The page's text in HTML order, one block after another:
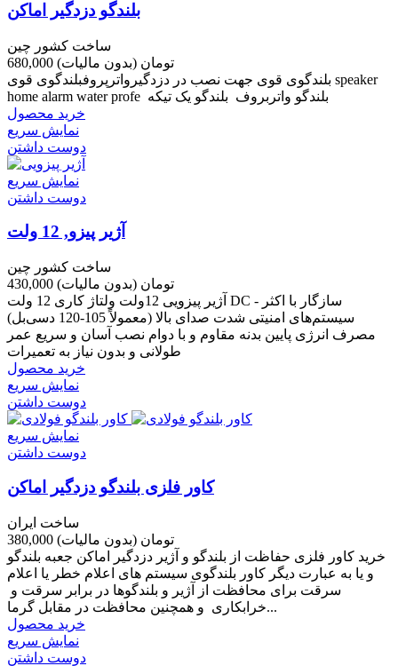
بلندگو دزدگیر اماکن
ساخت کشور چین
680,000 تومان (بدون مالیات)
بلندگوی قوی جهت نصب در دزدگیرواترپروفبلندگوی قوی speaker
home alarm water profe بلندگو واتربروف بلندگو یک تیکه
خرید محصول
نمایش سریع
دوست داشتن
نمایش سریع
دوست داشتن
آژیر پیزو, 12 ولت
ساخت کشور چین
430,000 تومان (بدون مالیات)
آژیر پیزویی 12ولت ولتاژ کاری 12 ولت DC - سازگار با اکثر
سیستم‌های امنیتی شدت صدای بالا (معمولاً 105-120 دسی‌بل)
مصرف انرژی پایین بدنه مقاوم و با دوام نصب آسان و سریع عمر
طولانی و بدون نیاز به تعمیرات
خرید محصول
نمایش سریع
دوست داشتن
نمایش سریع
دوست داشتن
کاور فلزی بلندگو دزدگیر اماکن
ساخت ایران
380,000 تومان (بدون مالیات)
خرید کاور فلزی حفاظت از بلندگو و آژیر دزدگیر اماکن جعبه بلندگو
و یا به عبارت دیگر کاور بلندگوی سیستم های اعلام خطر یا اعلام
سرقت برای محافظت از آژیر و بلندگوها در برابر سرقت و
خرابکاری و همچنین محافظت در مقابل گرما...
خرید محصول
نمایش سریع
دوست داشتن